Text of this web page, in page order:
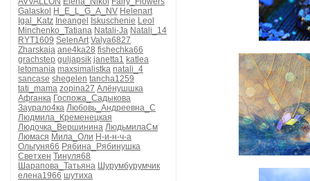
Galaskol
H_E_L_G_A_NV Helenart
Igal_Katz Ineangel Iskuschenie Leol
Minchenko_Tatiana Natali-Ja Natali_14
RYT1609 SelenArt Valya6827
Zharskaja ane4ka28 fishechka66
grachstep guljapsik janetta1 katlea
letomania maxsimalistka natali_4
sancase shegelen tancha1259
tati_mama zopina27 Алёнушшка
Афганка Госпожа_Садыкова
Заурало4ка Любовь_Андреевна_С
Людмила_Кременецкая
Людочка_Вершинина ЛюдьмилаСм
Люмася Мила_Оли Н-и-н-ч-а
Ольгуня66 Рябина_Рябинушка
Светхен Тинуля68
Шарапова_Татьяна Шурумбурумчик
елена1966 шутиха